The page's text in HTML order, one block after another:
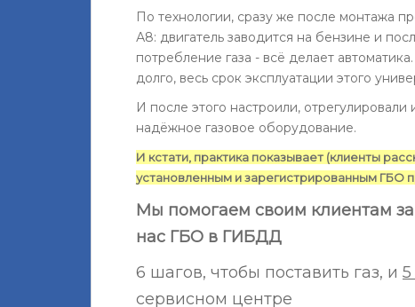
По технологии, сразу же после монтажа
А8: двигатель заводится на бензине и
потребление газа - всё делает
долго, весь срок эксплуатации этого
И после этого настроили,
надёжное газовое оборудование.
И кстати, практика показывает (клиенты
установленным и зарегистрированным ГБО
Мы помогаем своим клиентам
нас ГБО в ГИБДД
6 шагов, чтобы поставить газ, и
сервисном центре